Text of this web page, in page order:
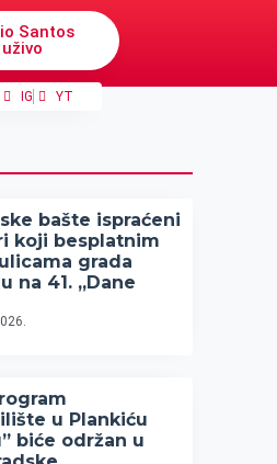
Santos
uživo
IG YT
bašte ispraćeni
koji besplatnim
grada
na 41. „Dane
u Plankiću
biće održan u